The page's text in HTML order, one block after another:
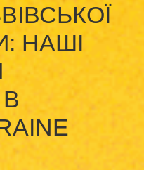
НАШІ